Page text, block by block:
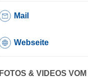
Mail
Webseite
FOTOS & VIDEOS